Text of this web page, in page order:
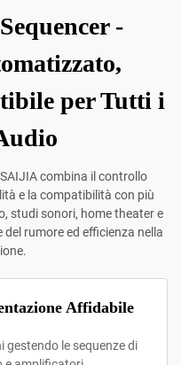
-
per Tutti i
combina il controllo
e la compatibilità con più
studi sonori, home theater e
rumore ed efficienza nella
Affidabile
gestendo le sequenze di